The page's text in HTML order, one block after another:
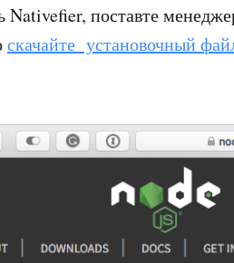
Nativefier, поставте
скачайте установочный